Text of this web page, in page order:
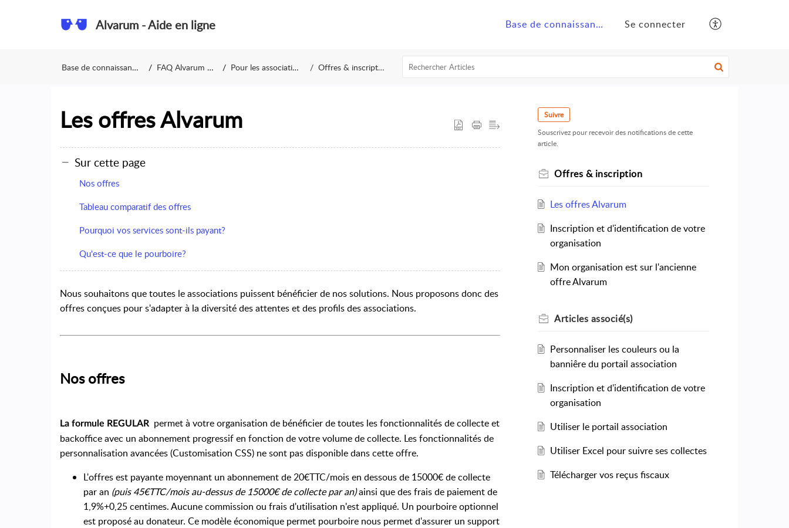
Alvarum - Aide en ligne Base de connaissances Se connecter
Base de connaissances FAQ Alvarum FR Pour les associations Offres & inscription
Les offres Alvarum
Sur cette page
Nos offres
Tableau comparatif des offres
Pourquoi vos services sont-ils payant?
Qu'est-ce que le pourboire?
Nous souhaitons que toutes le associations puissent bénéficier de nos solutions. Nous proposons donc des
offres conçues pour s'adapter à la diversité des attentes et des profils des associations.
Nos offres
La formule REGULAR permet à votre organisation de bénéficier de toutes les fonctionnalités de collecte et
backoffice avec un abonnement progressif en fonction de votre volume de collecte. Les fonctionnalités de
personnalisation avancées (Customisation CSS) ne sont pas disponible dans cette offre.
L'offres est payante moyennant un abonnement de 20€TTC/mois en dessous de 15000€ de collecte
par an (puis 45€TTC/mois au-dessus de 15000€ de collecte par an)ainsi que des frais de paiement de
1,9%+0,25 centimes. Aucune commission ou frais d'utilisation n'est appliqué. Un pourboire optionnel
est proposé au donateur. Ce modèle économique permet pourboire nous permet d'assurer un support
Suivre
Souscrivez pour recevoir des notifications de cette
article.
Offres & inscription
Les offres Alvarum
Inscription et d'identification de votre
organisation
Mon organisation est sur l'ancienne
offre Alvarum
Articles associé(s)
Personnaliser les couleurs ou la
banniêre du portail association
Inscription et d'identification de votre
organisation
Utiliser le portail association
Utiliser Excel pour suivre ses collectes
Télécharger vos reçus fiscaux